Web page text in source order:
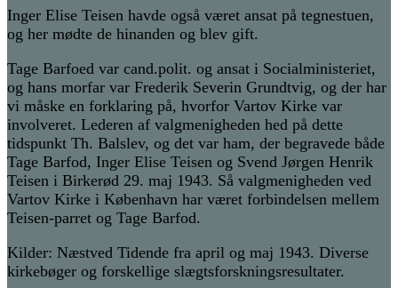
Inger Elise Teisen havde også været ansat på tegnestuen,
og her mødte de hinanden og blev gift.
Tage Barfoed var cand.polit. og ansat i Socialministeriet,
og hans morfar var Frederik Severin Grundtvig, og der har
vi måske en forklaring på, hvorfor Vartov Kirke var
involveret. Lederen af valgmenigheden hed på dette
tidspunkt Th. Balslev, og det var ham, der begravede både
Tage Barfod, Inger Elise Teisen og Svend Jørgen Henrik
Teisen i Birkerød 29. maj 1943. Så valgmenigheden ved
Vartov Kirke i København har været forbindelsen mellem
Teisen-parret og Tage Barfod.
Kilder: Næstved Tidende fra april og maj 1943. Diverse
kirkebøger og forskellige slægtsforskningsresultater.